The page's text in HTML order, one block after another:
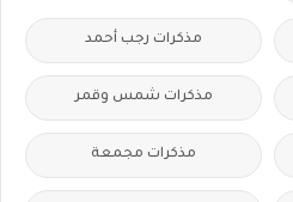
مذكرات رجب أحمد
مذكرات شمس وقمر
مذكرات مجمعة